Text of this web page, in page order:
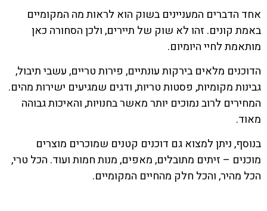
אחד הדברים המעניינים בשוק הוא לראות מה המקומיים
באמת קונים. זהו לא שוק של תיירים, ולכן הסחורה כאן
מותאמת לחיי היומיום.
הדוכנים מלאים בירקות עונתיים, פירות טריים, עשבי תיבול,
גבינות מקומיות, פסטות טריות, ודגים שמגיעים ישירות מהים.
המחירים לרוב נמוכים יותר מאשר בחנויות, והאיכות גבוהה
מאוד.
בנוסף, ניתן למצוא גם דוכנים קטנים שמוכרים מוצרים
מוכנים – זיתים מתובלים, מאפים, מנות חמות ועוד. הכל טרי,
הכל מהיר, והכל חלק מהחיים המקומיים.